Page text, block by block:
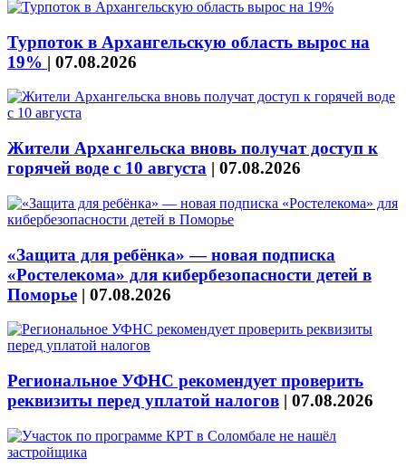
Турпоток в Архангельскую область вырос на
19% | 07.08.2026
Жители Архангельска вновь получат доступ к
горячей воде с 10 августа | 07.08.2026
«Защита для ребёнка» — новая подписка
«Ростелекома» для кибербезопасности детей в
Поморье | 07.08.2026
Региональное УФНС рекомендует проверить
реквизиты перед уплатой налогов | 07.08.2026